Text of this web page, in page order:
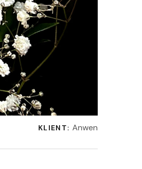
KLIENT: Anwen